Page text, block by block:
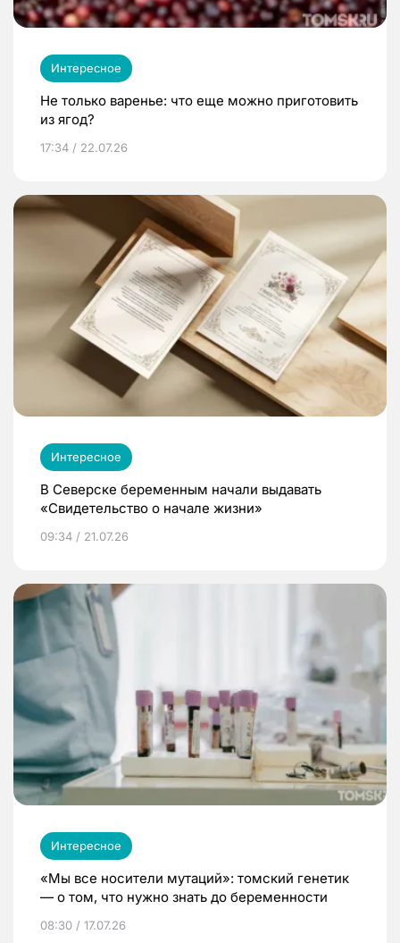
Интересное
Не только варенье: что еще можно приготовить
из ягод?
17:34 / 22.07.26
Интересное
В Северске беременным начали выдавать
«Свидетельство о начале жизни»
09:34 / 21.07.26
Интересное
«Мы все носители мутаций»: томский генетик
— о том, что нужно знать до беременности
08:30 / 17.07.26